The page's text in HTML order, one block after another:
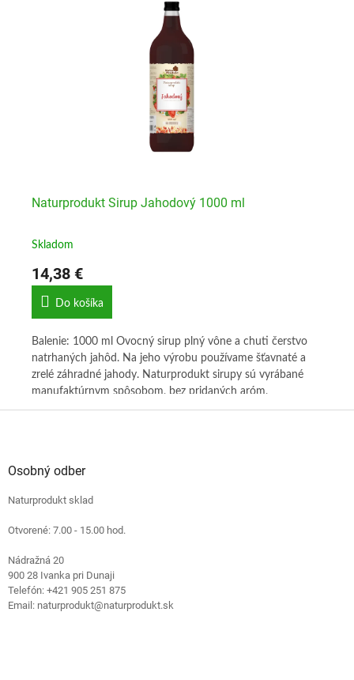
Naturprodukt Sirup Jahodový 1000 ml
Skladom
14,38 €
Do košíka
Balenie: 1000 ml Ovocný sirup plný vône a chuti čerstvo
natrhaných jahôd. Na jeho výrobu používame šťavnaté a
zrelé záhradné jahody. Naturprodukt sirupy sú vyrábané
manufaktúrnym spôsobom, bez pridaných aróm,
konzervantov či zvýrazňovačov chuti.Výhodné balenie
Osobný odber
Naturprodukt sklad
Otvorené: 7.00 - 15.00 hod.
Nádražná 20
900 28 Ivanka pri Dunaji
Telefón: +421 905 251 875
Email: naturprodukt@naturprodukt.sk